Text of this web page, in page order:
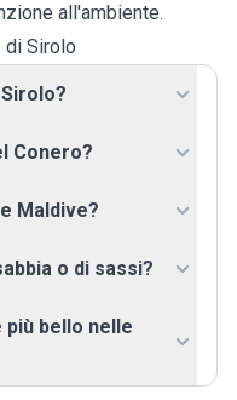
all'ambiente.
di Sirolo
Conero?
Maldive?
o di sassi?
più bello nelle